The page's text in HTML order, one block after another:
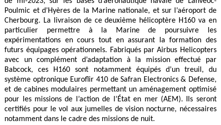
Poulmic et d’Hyères de la Marine nationale, et sur l’aéroport de
Cherbourg. La livraison de ce deuxième hélicoptère H160 va en
particulier permettre à la Marine de poursuivre les
expérimentations en cours tout en assurant la formation des
futurs équipages opérationnels. Fabriqués par Airbus Helicopters
avec un complément d’adaptation à la mission effectué par
Babcock, ces H160 sont notamment équipés d’un treuil, du
système optronique Euroflir 410 de Safran Electronics & Defense,
et de cabines modulaires permettant un aménagement optimisé
pour les missions de l’action de l’État en mer (AEM). Ils seront
certifiés pour le vol aux jumelles de vision nocturne, nécessaires
notamment dans le cadre des missions de nuit.